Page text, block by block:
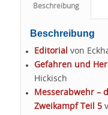
Beschreibung
Beschreibung
Editorial von
Gefahren und
Hickisch
Messerabwehr –
Zweikampf Teil 5